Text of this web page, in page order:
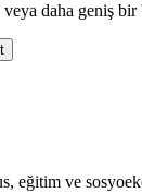
daha geniş
eğitim ve